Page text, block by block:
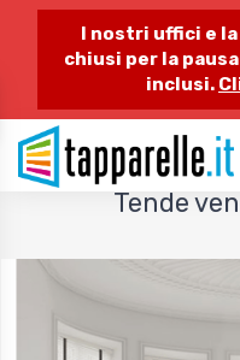
I nostri uffici e
chiusi per la
inclusi.
Tende